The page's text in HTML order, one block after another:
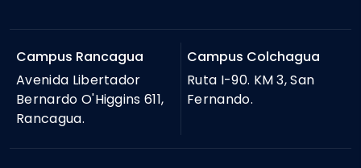
Campus Rancagua
Avenida Libertador
Bernardo O'Higgins 611,
Rancagua.
Campus Colchagua
Ruta I-90. KM 3, San
Fernando.